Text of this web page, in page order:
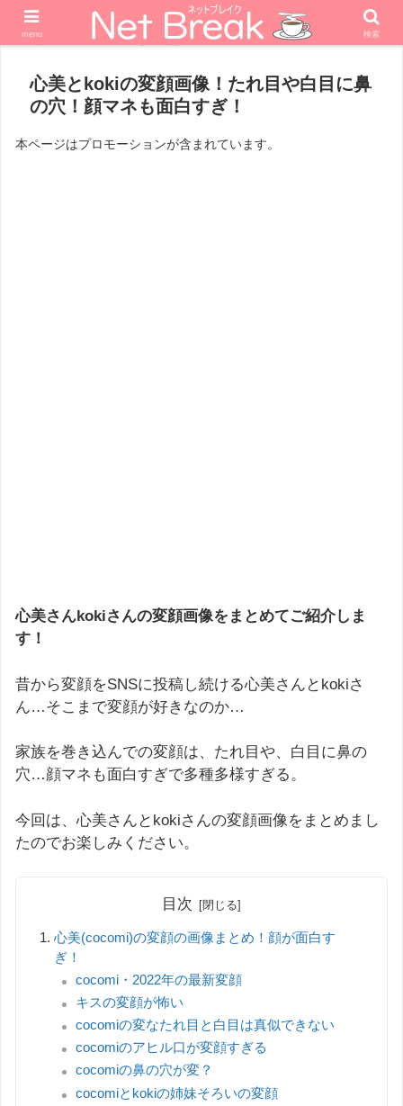
ホーム エンターテナー
心美とkokiの変顔画像！たれ目や白目に鼻
の穴！顔マネも面白すぎ！
本ページはプロモーションが含まれています。
心美さんkokiさんの変顔画像をまとめてご紹介しま
す！
昔から変顔をSNSに投稿し続ける心美さんとkokiさ
ん…そこまで変顔が好きなのか…
家族を巻き込んでの変顔は、たれ目や、白目に鼻の
穴…顔マネも面白すぎで多種多様すぎる。
今回は、心美さんとkokiさんの変顔画像をまとめまし
たのでお楽しみください。
目次
心美(cocomi)の変顔の画像まとめ！顔が面白す
ぎ！
cocomi・2022年の最新変顔
キスの変顔が怖い
cocomiの変なたれ目と白目は真似できない
cocomiのアヒル口が変顔すぎる
cocomiの鼻の穴が変？
cocomiとkokiの姉妹そろいの変顔
menu 検索